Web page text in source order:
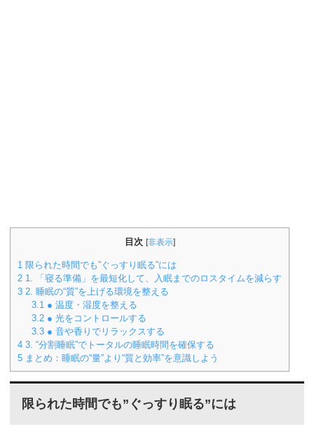
目次 [非表示]
1 限られた時間でも”ぐっすり眠る”には
2 1. 「寝る準備」を最短化して、入眠までのロスタイムを減らす
3 2. 睡眠の“質”を上げる環境を整える
3.1 ● 温度・湿度を整える
3.2 ● 光をコントロールする
3.3 ● 音や香りでリラックスする
4 3. “分割睡眠”でトータルの睡眠時間を確保する
5 まとめ：睡眠の“量”より“質と効率”を意識しよう
限られた時間でも”ぐっすり眠る”には